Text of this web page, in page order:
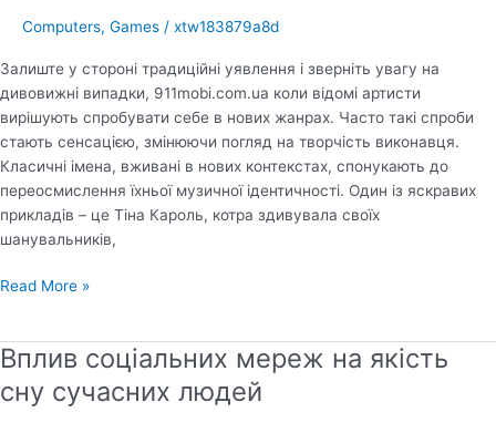
Lab
Computers, Games / xtw183879a8d
Залиште у стороні традиційні уявлення і зверніть увагу на
дивовижні випадки, 911mobi.com.ua коли відомі артисти
вирішують спробувати себе в нових жанрах. Часто такі спроби
стають сенсацією, змінюючи погляд на творчість виконавця.
Класичні імена, вживані в нових контекстах, спонукають до
переосмислення їхньої музичної ідентичності. Один із яскравих
прикладів – це Тіна Кароль, котра здивувала своїх
шанувальників,
Несподівані
артистів
у
музиці
Read More »
Вплив соціальних мереж на якість
сну сучасних людей